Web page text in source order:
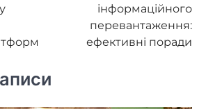
інформаційного
перевантаження:
ефективні поради